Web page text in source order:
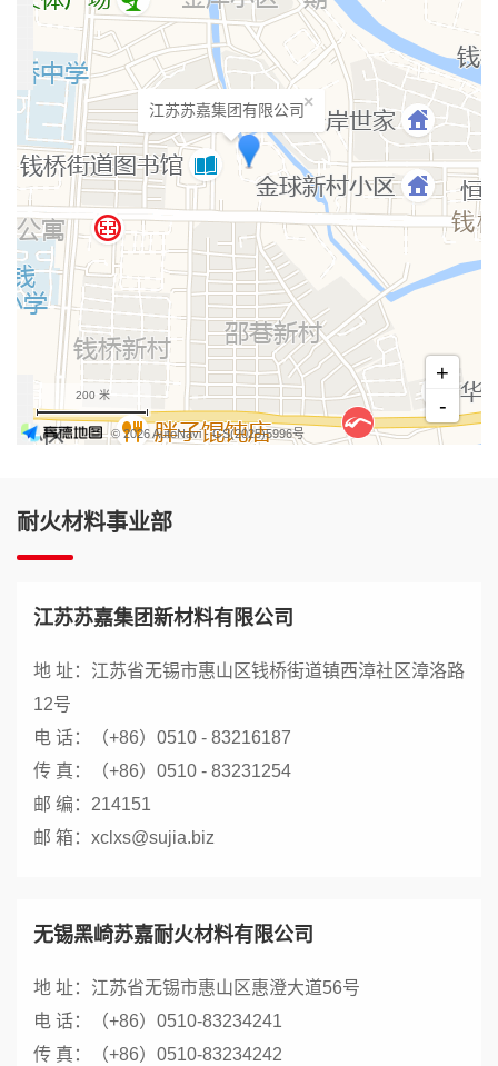
江苏苏嘉集团有限公司×
+
-
200 米
© 2026 AutoNavi- GS(2025)5996号
耐火材料事业部
江苏苏嘉集团新材料有限公司
地 址：江苏省无锡市惠山区钱桥街道镇西漳社区漳洛路
12号
电 话：（+86）0510 - 83216187
传 真：（+86）0510 - 83231254
邮 编：214151
邮 箱：xclxs@sujia.biz
无锡黑崎苏嘉耐火材料有限公司
地 址：江苏省无锡市惠山区惠澄大道56号
电 话：（+86）0510-83234241
传 真：（+86）0510-83234242